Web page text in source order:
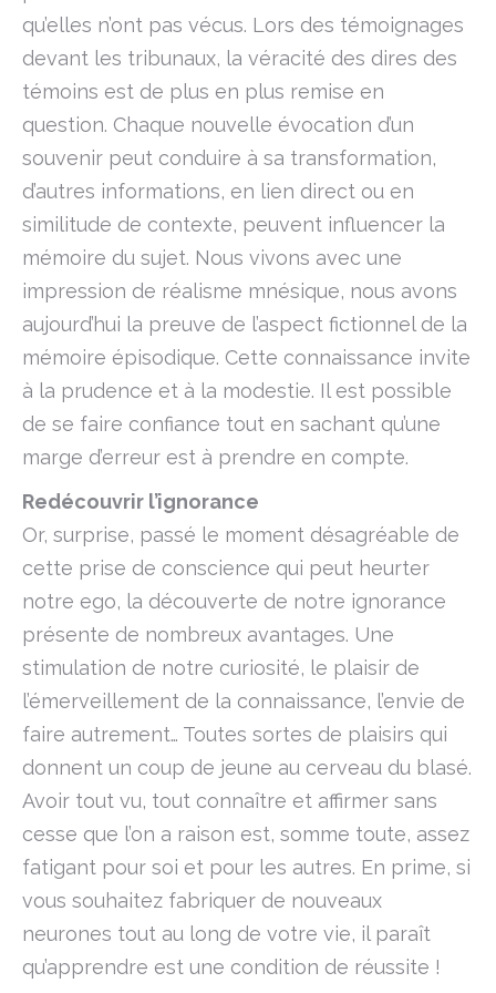
qu’elles n’ont pas vécus. Lors des témoignages
devant les tribunaux, la véracité des dires des
témoins est de plus en plus remise en
question. Chaque nouvelle évocation d’un
souvenir peut conduire à sa transformation,
d’autres informations, en lien direct ou en
similitude de contexte, peuvent influencer la
mémoire du sujet. Nous vivons avec une
impression de réalisme mnésique, nous avons
aujourd’hui la preuve de l’aspect fictionnel de la
mémoire épisodique. Cette connaissance invite
à la prudence et à la modestie. Il est possible
de se faire confiance tout en sachant qu’une
marge d’erreur est à prendre en compte.
Redécouvrir l’ignorance
Or, surprise, passé le moment désagréable de
cette prise de conscience qui peut heurter
notre ego, la découverte de notre ignorance
présente de nombreux avantages. Une
stimulation de notre curiosité, le plaisir de
l’émerveillement de la connaissance, l’envie de
faire autrement… Toutes sortes de plaisirs qui
donnent un coup de jeune au cerveau du blasé.
Avoir tout vu, tout connaître et affirmer sans
cesse que l’on a raison est, somme toute, assez
fatigant pour soi et pour les autres. En prime, si
vous souhaitez fabriquer de nouveaux
neurones tout au long de votre vie, il paraît
qu’apprendre est une condition de réussite !